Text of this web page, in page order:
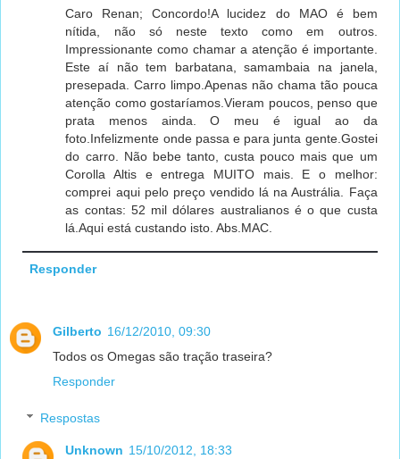
Caro Renan; Concordo!A lucidez do MAO é bem
nítida, não só neste texto como em outros.
Impressionante como chamar a atenção é importante.
Este aí não tem barbatana, samambaia na janela,
presepada. Carro limpo.Apenas não chama tão pouca
atenção como gostaríamos.Vieram poucos, penso que
prata menos ainda. O meu é igual ao da
foto.Infelizmente onde passa e para junta gente.Gostei
do carro. Não bebe tanto, custa pouco mais que um
Corolla Altis e entrega MUITO mais. E o melhor:
comprei aqui pelo preço vendido lá na Austrália. Faça
as contas: 52 mil dólares australianos é o que custa
lá.Aqui está custando isto. Abs.MAC.
Responder
Gilberto 16/12/2010, 09:30
Todos os Omegas são tração traseira?
Responder
Respostas
Unknown 15/10/2012, 18:33